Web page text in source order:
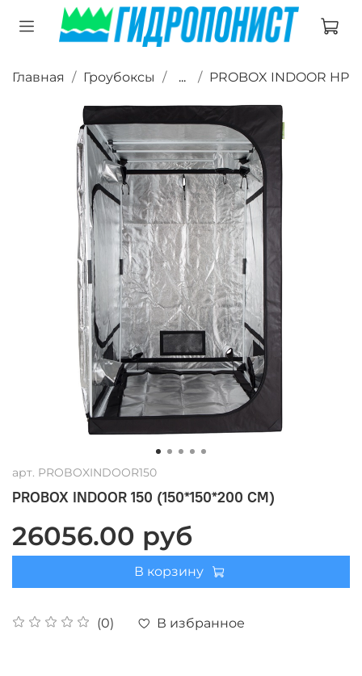
Главная Гроубоксы ... PROBOX INDOOR HP
арт. PROBOXINDOOR150
PROBOX INDOOR 150 (150*150*200 СМ)
(0) В избранное
26056.00 руб
В корзину